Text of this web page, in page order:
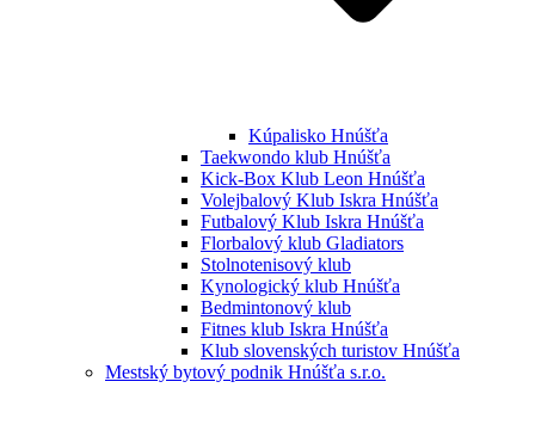
Kúpalisko Hnúšťa
Taekwondo klub Hnúšťa
Kick-Box Klub Leon Hnúšťa
Volejbalový Klub Iskra Hnúšťa
Futbalový Klub Iskra Hnúšťa
Florbalový klub Gladiators
Stolnotenisový klub
Kynologický klub Hnúšťa
Bedmintonový klub
Fitnes klub Iskra Hnúšťa
Klub slovenských turistov Hnúšťa
Mestský bytový podnik Hnúšťa s.r.o.